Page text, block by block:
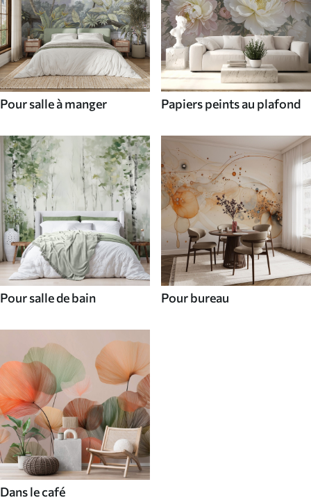
Pour salle à manger Papiers peints au plafond
Pour salle de bain Pour bureau
Dans le café